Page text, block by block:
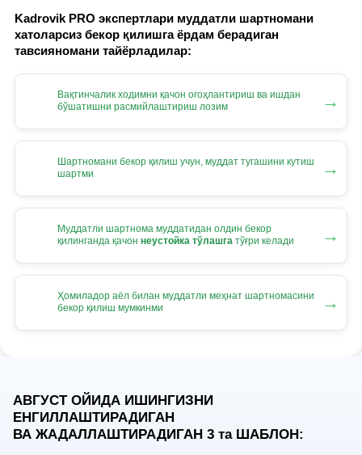
Kadrovik PRO экспертлари муддатли шартномани
хатоларсиз бекор қилишга ёрдам берадиган
тавсияномани тайёрладилар:
Вақтинчалик ходимни қачон огоҳлантириш ва ишдан
бўшатишни расмийлаштириш лозим
→
Шартномани бекор қилиш учун, муддат тугашини кутиш
шартми
→
Муддатли шартнома муддатидан олдин бекор
қилинганда қачон неустойка тўлашга тўғри келади →
Ҳомиладор аёл билан муддатли меҳнат шартномасини
бекор қилиш мумкинми
→
АВГУСТ ОЙИДА ИШИНГИЗНИ
ЕНГИЛЛАШТИРАДИГАН
ВА ЖАДАЛЛАШТИРАДИГАН 3 таШАБЛОН: